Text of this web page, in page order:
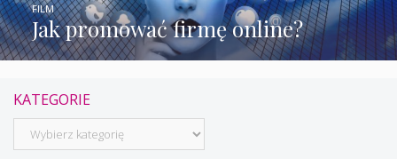
Jak promować firmę online?
FILM
KATEGORIE
Kategorie